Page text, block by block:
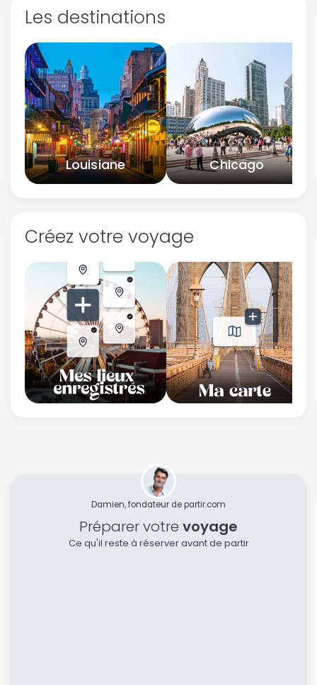
Les destinations
Louisiane Chicago
Créez votre voyage
Damien, fondateur de partir.com
Préparer votre voyage
Ce qu'il reste à réserver avant de partir